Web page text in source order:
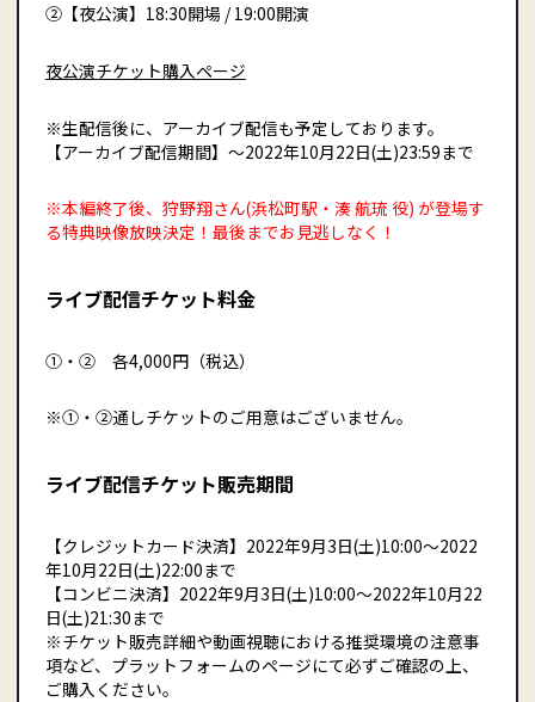
②【夜公演】18:30開場 / 19:00開演
夜公演チケット購入ページ
※生配信後に、アーカイブ配信も予定しております。
【アーカイブ配信期間】〜2022年10月22日(土)23:59まで
※本編終了後、狩野翔さん(浜松町駅・湊 航琉 役) が登場す
る特典映像放映決定！最後までお見逃しなく！
ライブ配信チケット料金
①・② 各4,000円（税込）
※①・②通しチケットのご用意はございません。
ライブ配信チケット販売期間
【クレジットカード決済】2022年9月3日(土)10:00〜2022
年10月22日(土)22:00まで
【コンビニ決済】2022年9月3日(土)10:00〜2022年10月22
日(土)21:30まで
※チケット販売詳細や動画視聴における推奨環境の注意事
項など、プラットフォームのページにて必ずご確認の上、
ご購入ください。